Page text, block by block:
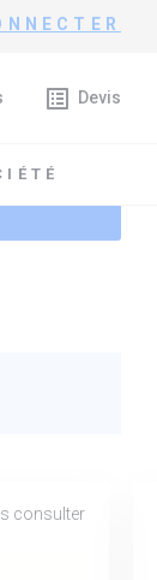
list_alt Devis
consulter